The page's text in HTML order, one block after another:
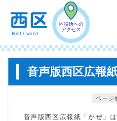
区役所への
アクセス
音声版西区広報
ページ
音声版西区広報紙「かぜ」